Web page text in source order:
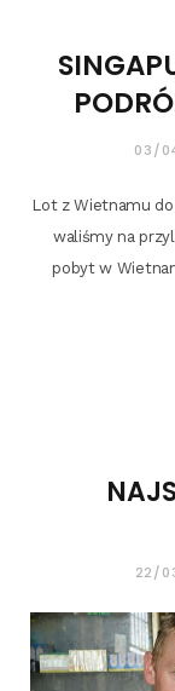
03/
Lot z Wiet­na­mu
wa­li­śmy na
pobyt w
22/